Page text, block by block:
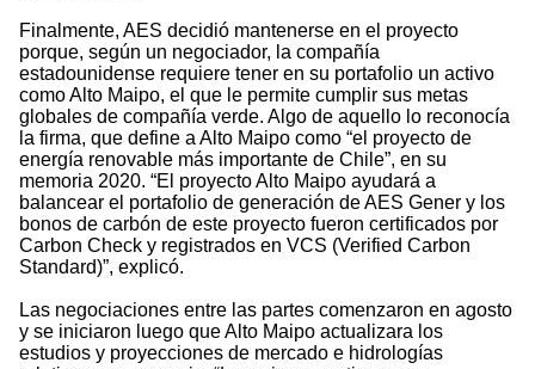
Finalmente, AES decidió mantenerse en el proyecto
porque, según un negociador, la compañía
estadounidense requiere tener en su portafolio un activo
como Alto Maipo, el que le permite cumplir sus metas
globales de compañía verde. Algo de aquello lo reconocía
la firma, que define a Alto Maipo como “el proyecto de
energía renovable más importante de Chile”, en su
memoria 2020. “El proyecto Alto Maipo ayudará a
balancear el portafolio de generación de AES Gener y los
bonos de carbón de este proyecto fueron certificados por
Carbon Check y registrados en VCS (Verified Carbon
Standard)”, explicó.
Las negociaciones entre las partes comenzaron en agosto
y se iniciaron luego que Alto Maipo actualizara los
estudios y proyecciones de mercado e hidrologías